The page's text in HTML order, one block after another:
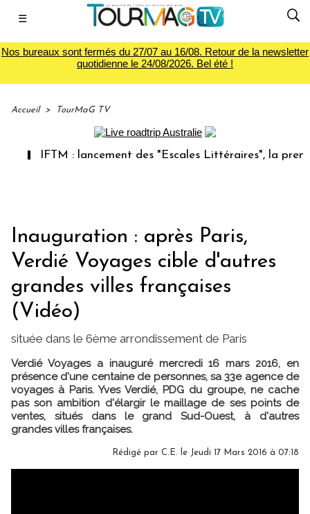
☰
Nos bureaux sont fermés du 27/07 au 16/08. Retour de la newsletter
quotidienne le 24/08/2026. Bel été !
Accueil > TourMaG TV
IFTM : lancement des "Escales Littéraires", la
Inauguration : après Paris,
Verdié Voyages cible d'autres
grandes villes françaises
(Vidéo)
située dans le 6ème arrondissement de Paris
Verdié Voyages a inauguré mercredi 16 mars 2016, en
présence d'une centaine de personnes, sa 33e agence de
voyages à Paris. Yves Verdié, PDG du groupe, ne cache
pas son ambition d'élargir le maillage de ses points de
ventes, situés dans le grand Sud-Ouest, à d'autres
grandes villes françaises.
Rédigé par C.E. le Jeudi 17 Mars 2016 à 07:18